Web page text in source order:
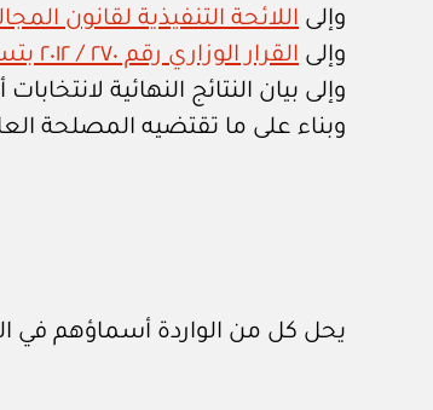
وإلى اللائحة التنفيذية لقانون
وإلى القرار الوزاري رقم ٢٧٠ / ٢٠١٢ بتسمية أعضاء المجالس البلدية للفترة الأولى
وإلى بيان النتائج النهائية لانتخابات أعضاء
وبناء على ما تقتضيه المصلحة
يحل كل من الواردة أسماؤهم في